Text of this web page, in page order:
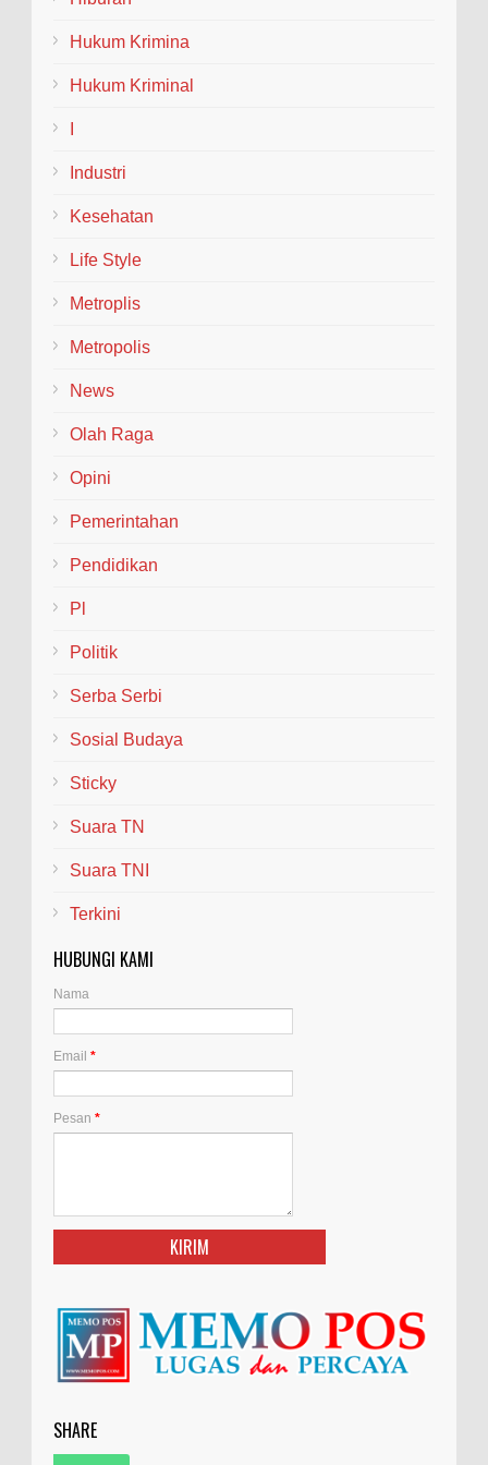
ak...Hukum Krimina
Hukum Kriminal
Industri
Kesehatan
Life Style
Metroplis
Metropolis
News
Olah Raga
Opini
Pemerintahan
Pendidikan
Pl
Politik
Serba Serbi
Sosial Budaya
Sticky
Suara TN
Suara TNI
Terkini
HUBUNGI KAMI
Nama
Email *
Pesan *
SHARE